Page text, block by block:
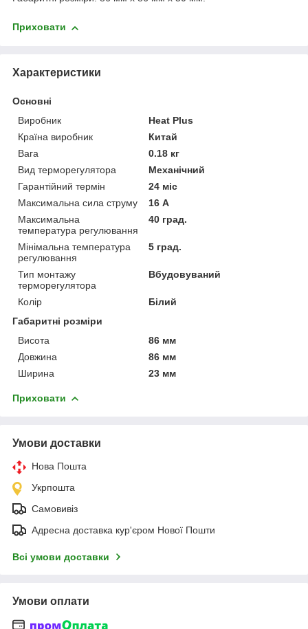
Приховати
Характеристики
Основні
Виробник
Heat Plus
Країна виробник
Китай
Вага
0.18 кг
Вид терморегулятора
Механічний
Гарантійний термін
24 міс
Максимальна сила струму
16 А
Максимальна
температура регулювання
40 град.
Мінімальна температура
регулювання
5 град.
Тип монтажу
терморегулятора
Вбудовуваний
Колір
Білий
Габаритні розміри
Висота
86 мм
Довжина
86 мм
Ширина
23 мм
Приховати
Умови доставки
Нова Пошта
Укрпошта
Самовивіз
Адресна доставка кур'єром Нової Пошти
Всі умови доставки
Умови оплати